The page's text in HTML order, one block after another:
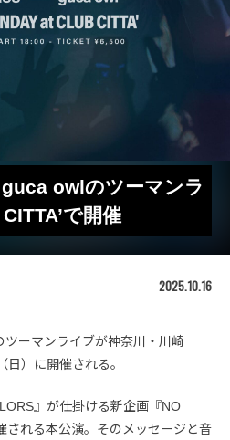
owlのツーマンラ
で開催
2025.10.16
ーマンライブが神奈川・川崎
日）に開催される。
』が仕掛ける新企画『NO
される本公演。そのメッセージと音